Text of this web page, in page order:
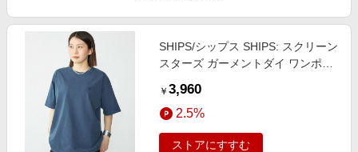
SHIPS/シップス SHIPS: スクリーン
スターズ ガーメントダイ ワンポイ
LARGE
￥ 3,960
2.5%
ストアにすすむ